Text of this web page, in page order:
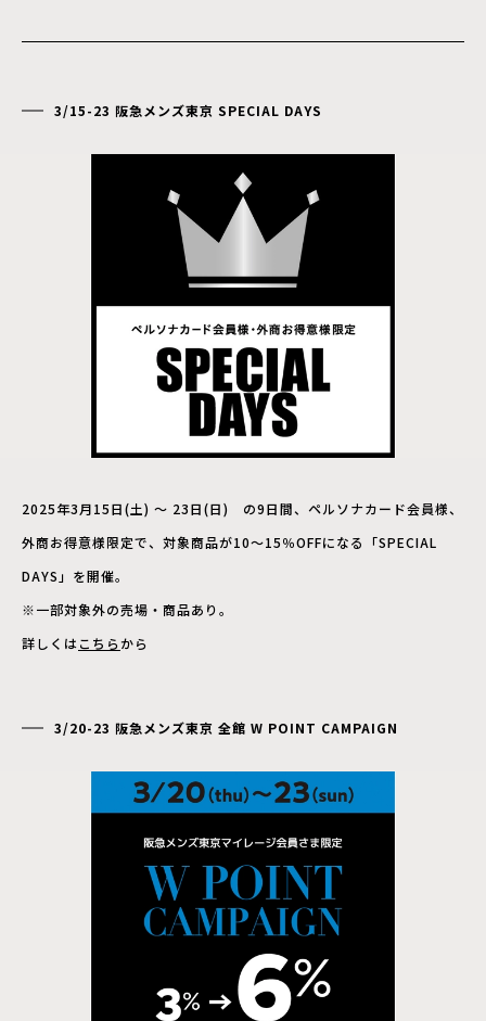
3/15-23 阪急メンズ東京 SPECIAL DAYS
2025年3月15日(土) ～ 23日(日) の9日間、ペルソナカード会員様、
外商お得意様限定で、対象商品が10～15％OFFになる「SPECIAL
DAYS」を開催。
※一部対象外の売場・商品あり。
詳しくはこちらから
3/20-23 阪急メンズ東京 全館 W POINT CAMPAIGN